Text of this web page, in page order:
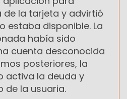
de la tarjeta y advirtió
estaba disponible. La
había sido
cuenta desconocida
posteriores, la
activa la deuda y
de la usuaria.